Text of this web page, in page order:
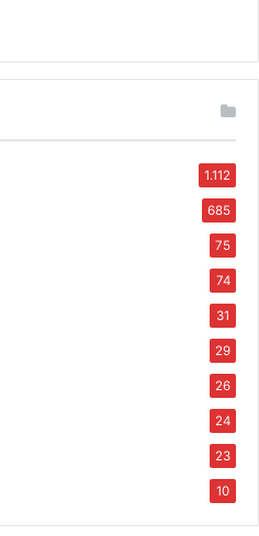
1.112
685
75
74
31
29
26
24
23
10